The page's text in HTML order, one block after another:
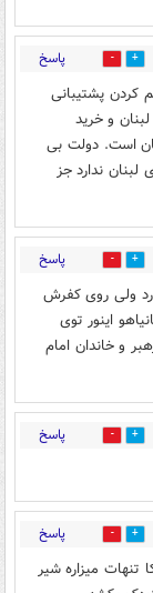
0 پاسخ
کردن پشتیبانی
و خرید
است. دولت بی
ندارد جز
0 پاسخ
ولی روی کفرش
اینور توی
و خاندان امام
0 پاسخ
1 پاسخ
تنهات میزاره شیر